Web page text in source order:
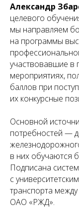
Александр
целевого
мы направляем
на программы
участвовавшие в
мероприятиях,
баллов при
их конкурсные
Основной
потребностей —
в них обучаются
Подписана
с
транспорта
ОАО «РЖД».